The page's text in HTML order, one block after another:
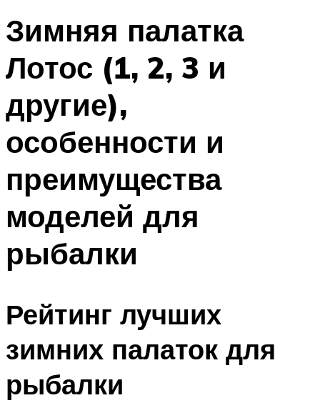
Зимняя палатка
Лотос (1, 2, 3 и
другие),
особенности и
преимущества
моделей для
рыбалки
Рейтинг лучших
зимних палаток для
рыбалки